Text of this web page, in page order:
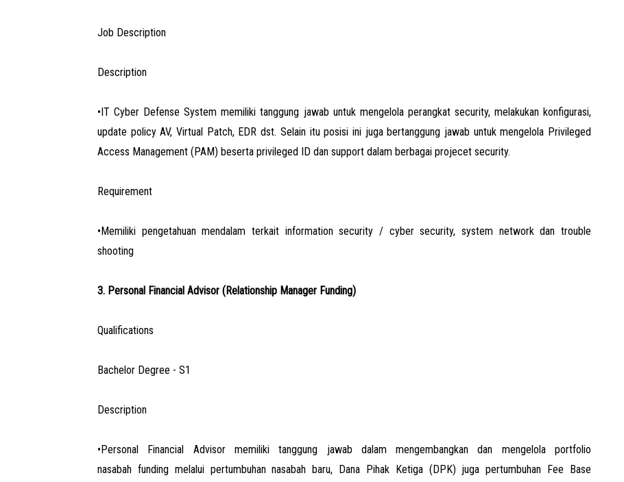
Job Description
Description
•IT Cyber Defense System memiliki tanggung jawab untuk mengelola perangkat security, melakukan konfigurasi,
update policy AV, Virtual Patch, EDR dst. Selain itu posisi ini juga bertanggung jawab untuk mengelola Privileged
Access Management (PAM) beserta privileged ID dan support dalam berbagai projecet security.
Requirement
•Memiliki pengetahuan mendalam terkait information security / cyber security, system network dan trouble
shooting
3. Personal Financial Advisor (Relationship Manager Funding)
Qualifications
Bachelor Degree - S1
Description
•Personal Financial Advisor memiliki tanggung jawab dalam mengembangkan dan mengelola portfolio
nasabah funding melalui pertumbuhan nasabah baru, Dana Pihak Ketiga (DPK) juga pertumbuhan Fee Base